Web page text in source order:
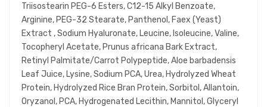
Triisostearin PEG-6 Esters, C12-15 Alkyl Benzoate,
Arginine, PEG-32 Stearate, Panthenol, Faex (Yeast)
Extract , Sodium Hyaluronate, Leucine, Isoleucine, Valine,
Tocopheryl Acetate, Prunus africana Bark Extract,
Retinyl Palmitate/Carrot Polypeptide, Aloe barbadensis
Leaf Juice, Lysine, Sodium PCA, Urea, Hydrolyzed Wheat
Protein, Hydrolyzed Rice Bran Protein, Sorbitol, Allantoin,
Oryzanol, PCA, Hydrogenated Lecithin, Mannitol, Glyceryl